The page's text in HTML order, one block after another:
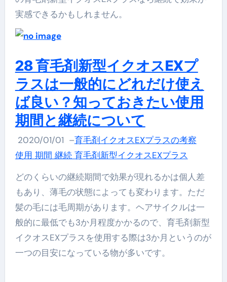
実感できるかもしれません。
28 育毛剤新型イクオスEXプ
ラスは一般的にどれだけ使え
ば良い？知っておきたい使用
期間と継続について
2020/01/01 –育毛剤イクオスEXプラスの考察
使用 期間 継続 育毛剤新型イクオスEXプラス
どのくらいの継続期間で効果が現れるかは個人差
もあり、薄毛の状態によっても変わります。ただ
髪の毛には毛周期があります。ヘアサイクルは一
般的に最低でも3か月程度かかるので、育毛剤新型
イクオスEXプラスを使用する際は3か月というのが
一つの目安になっている物が多いです。